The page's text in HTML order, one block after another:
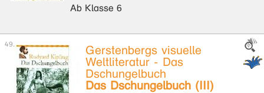
Ab Klasse 6
Gerstenbergs visuelle
Weltliteratur - Das
Dschungelbuch
Das Dschungelbuch (III)